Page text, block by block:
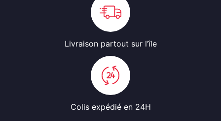
Livraison partout sur l’île
Colis expédié en 24H